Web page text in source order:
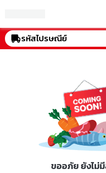
รหัสไปรษณีย์
ขออภัย ยังไม่